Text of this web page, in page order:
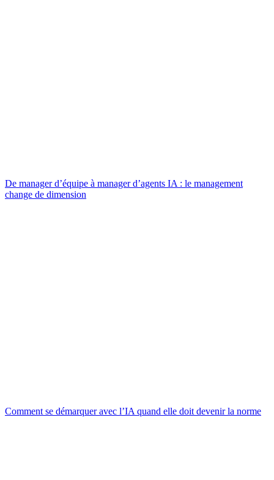
De manager d’équipe à manager d’agents IA : le management
change de dimension
Comment se démarquer avec l’IA quand elle doit devenir la norme